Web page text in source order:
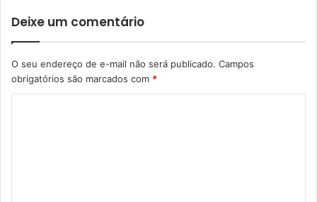
Deixe um comentário
O seu endereço de e-mail não será publicado. Campos
obrigatórios são marcados com *